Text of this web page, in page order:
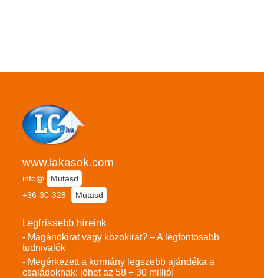
www.lakasok.com
info@
Mutasd
+36-30-328-
Mutasd
Legfrissebb híreink
- Magánokirat vagy közokirat? – A legfontosabb
tudnivalók
- Megérkezett a kormány legszebb ajándéka a
családoknak: jöhet az 58 + 30 millió!